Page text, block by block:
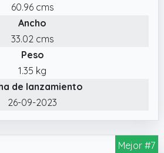
60.96 cms
Ancho
33.02 cms
Peso
1.35 kg
de lanzamiento
26-09-2023
Mejor #7